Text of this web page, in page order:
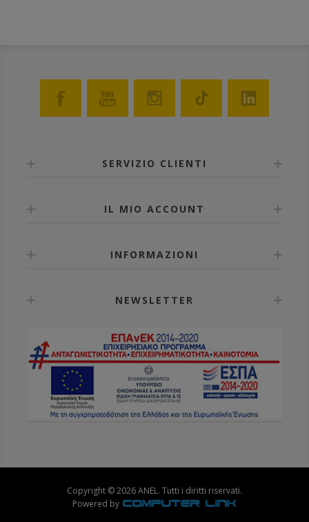
SERVIZIO CLIENTI
IL MIO ACCOUNT
INFORMAZIONI
NEWSLETTER
Copyright © 2026 ANEL. Tutti i diritti riservati.
Powered by